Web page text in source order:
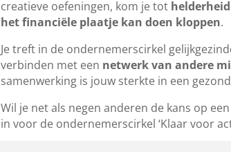
creatieve oefeningen, kom je tot
het financiële plaatje kan doen kloppen.
Je treft in de ondernemerscirkel
verbinden met een netwerk van andere
samenwerking is jouw sterkte in een
Wil je net als negen anderen de kans op
in voor de ondernemerscirkel ‘Klaar voor